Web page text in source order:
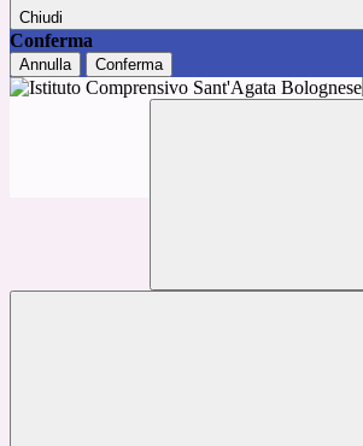
Chiudi
Conferma
Annulla Conferma